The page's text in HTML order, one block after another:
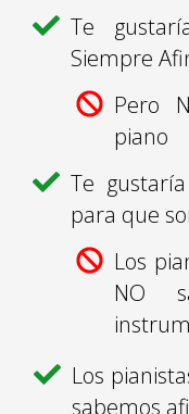
Te
Siempre
Pero
piano
Te
para que
Los
NO
Los
sabemos